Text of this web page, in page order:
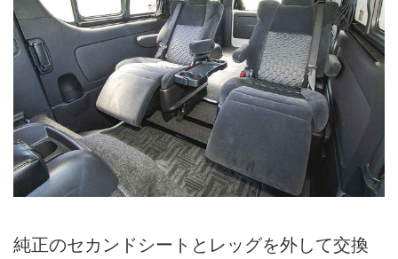
純正のセカンドシートとレッグを外して交換